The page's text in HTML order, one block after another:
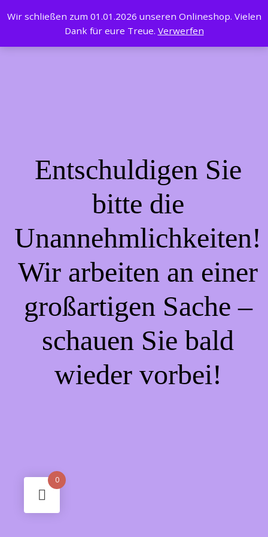
Wir schließen zum 01.01.2026 unseren Onlineshop. Vielen
Dank für eure Treue. Verwerfen
Easy Backen LinkedIn
Instagram
Facebook
Entschuldigen Sie
bitte die
Unannehmlichkeiten!
Wir arbeiten an einer
großartigen Sache –
schauen Sie bald
wieder vorbei!
0